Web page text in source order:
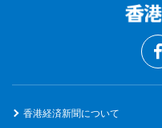
香港経済新聞について